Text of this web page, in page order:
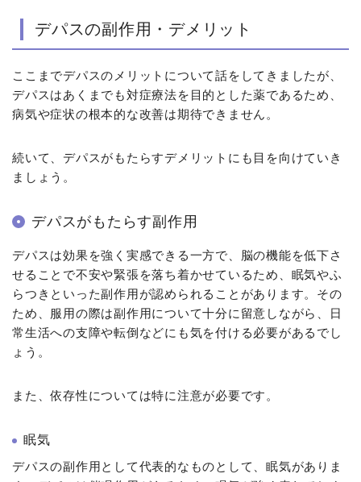
デパスの副作用・デメリット
ここまでデパスのメリットについて話をしてきましたが、
デパスはあくまでも対症療法を目的とした薬であるため、
病気や症状の根本的な改善は期待できません。
続いて、デパスがもたらすデメリットにも目を向けていき
ましょう。
デパスがもたらす副作用
デパスは効果を強く実感できる一方で、脳の機能を低下さ
せることで不安や緊張を落ち着かせているため、眠気やふ
らつきといった副作用が認められることがあります。その
ため、服用の際は副作用について十分に留意しながら、日
常生活への支障や転倒などにも気を付ける必要があるでし
ょう。
また、依存性については特に注意が必要です。
眠気
デパスの副作用として代表的なものとして、眠気がありま